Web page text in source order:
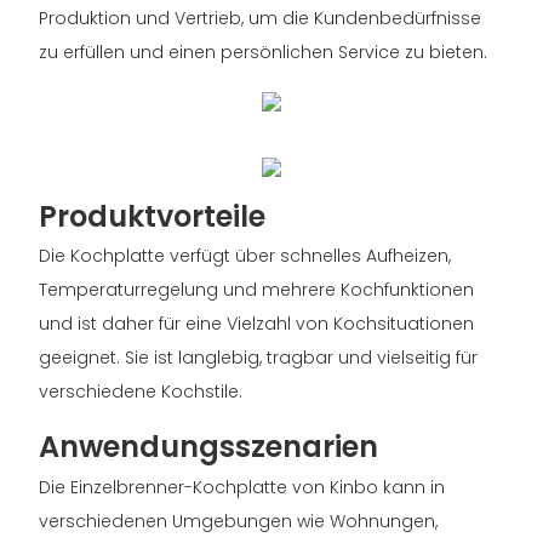
Produktion und Vertrieb, um die Kundenbedürfnisse
zu erfüllen und einen persönlichen Service zu bieten.
Produktvorteile
Die Kochplatte verfügt über schnelles Aufheizen,
Temperaturregelung und mehrere Kochfunktionen
und ist daher für eine Vielzahl von Kochsituationen
geeignet. Sie ist langlebig, tragbar und vielseitig für
verschiedene Kochstile.
Anwendungsszenarien
Die Einzelbrenner-Kochplatte von Kinbo kann in
verschiedenen Umgebungen wie Wohnungen,